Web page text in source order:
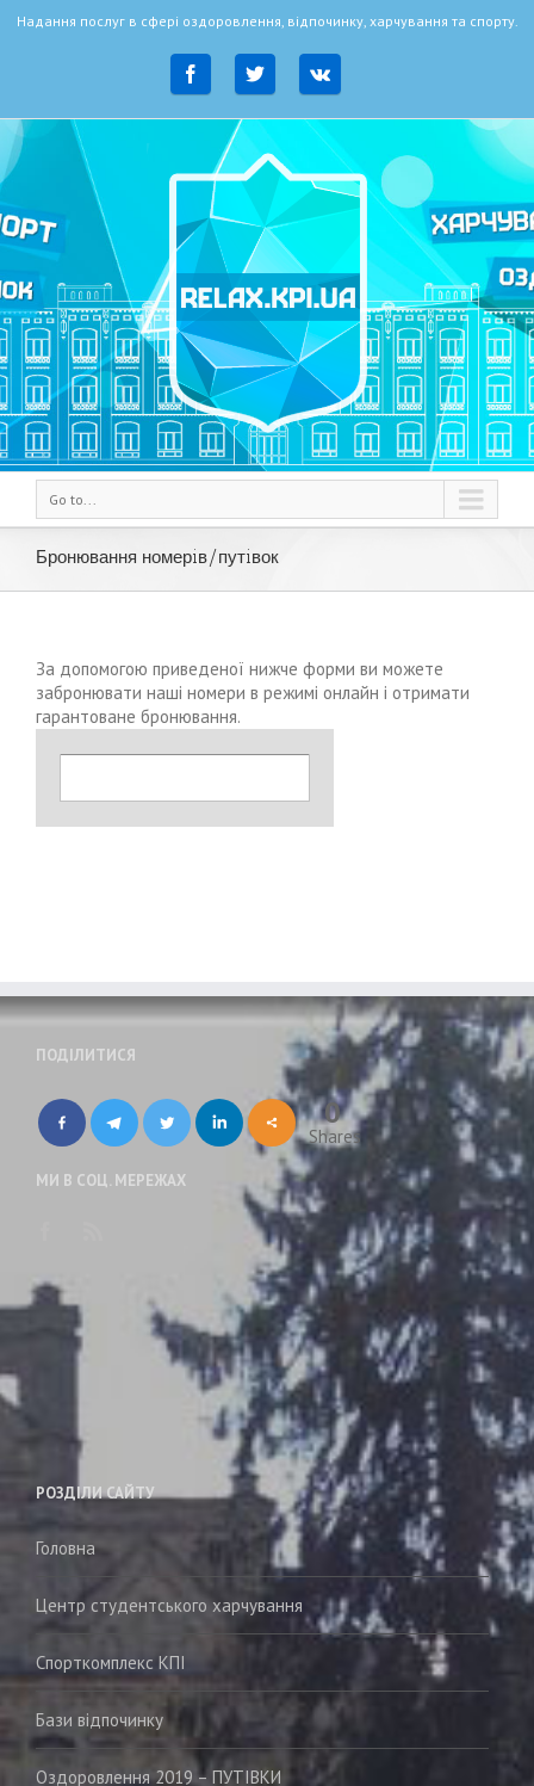
Надання послуг в сфері оздоровлення, відпочинку, харчування та спорту.
Go to...
Бронювання номерiв/путiвок
За допомогою приведеної нижче форми ви можете
забронювати наші номери в режимі онлайн і отримати
гарантоване бронювання.
ПОДІЛИТИСЯ
0
Shares
МИ В СОЦ. МЕРЕЖАХ
РОЗДІЛИ САЙТУ
Головна
Центр студентського харчування
Спорткомплекс КПІ
Бази відпочинку
Оздоровлення 2019 – ПУТІВКИ